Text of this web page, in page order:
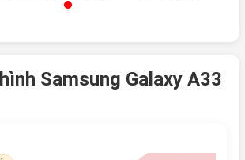
Samsung Galaxy A33